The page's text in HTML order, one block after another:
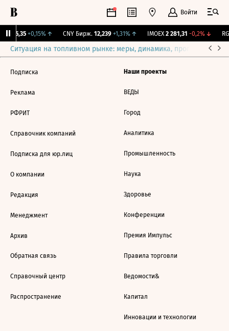
Войти
115,35 +0,15%↑ CNY Бирж. 12,239 +1,31%↑ IMOEX 2 281,31 -0,2%↓
Ситуация на топливном рынке: меры, динамика, прогнозы
Подписка
Реклама
РФРИТ
Справочник компаний
Подписка для юр.лиц
О компании
Редакция
Менеджмент
Архив
Обратная связь
Справочный центр
Распространение
Наши проекты
ВЕДЫ
Город
Аналитика
Промышленность
Наука
Здоровье
Конференции
Премия Импульс
Правила торговли
Ведомости&
Капитал
Инновации и технологии